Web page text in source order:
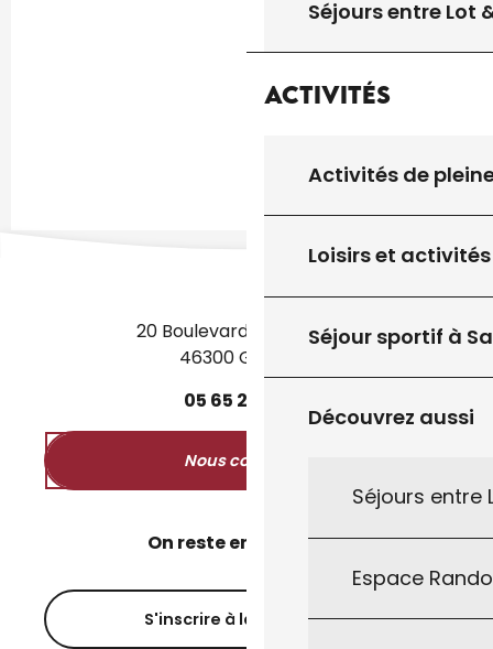
Séjours entre Lot
Activités
Activités de
Loisirs et activités
Séjour sportif à
Découvrez aussi
Séjours entre
Espace
20 Boulevard des Martyrs
46300 Gourdon
05 65 27
Nous contacter
On reste en contact ?
S'inscrire à la newsletter